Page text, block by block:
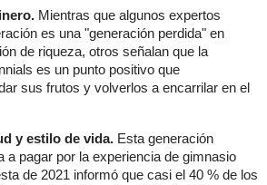
Mientras que algunos expertos
es una "generación perdida" en
de riqueza, otros señalan que la
es un punto positivo que
sus frutos y volverlos a encarrilar en el
y estilo de vida. Esta generación
a pagar por la experiencia de gimnasio
de 2021 informó que casi el 40 % de los